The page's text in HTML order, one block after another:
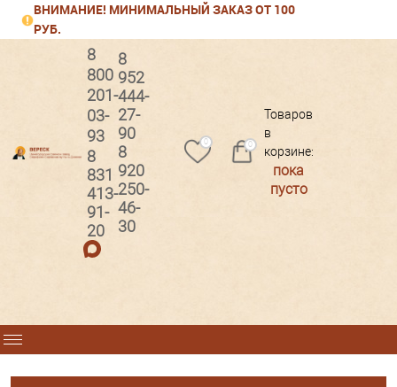
ВНИМАНИЕ! МИНИМАЛЬНЫЙ ЗАКАЗ ОТ 100
РУБ.
Регистрация
8
800
201-
03-
93
8
831
413-
91-
20
8
952
444-
27-
90
8
920
250-
46-
30
0 0
Товаров
в
корзине:
пока
пусто